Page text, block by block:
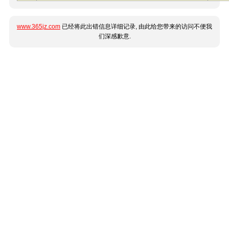
www.365jz.com 已经将此出错信息详细记录, 由此给您带来的访问不便我
们深感歉意.